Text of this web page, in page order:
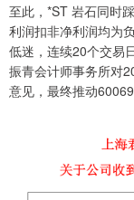
至此，*ST 岩石同时
利润扣非净利润均为
低迷，连续20个交易
振青会计师事务所对
意见，最终推动